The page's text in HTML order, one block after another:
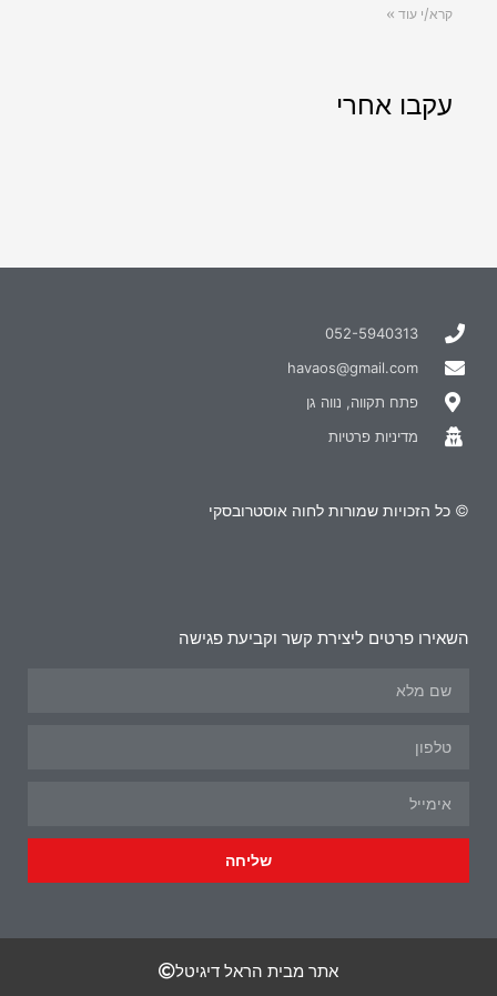
קרא/י עוד »
עקבו אחרי
052-5940313
havaos@gmail.com
פתח תקווה, נווה גן
מדיניות פרטיות
© כל הזכויות שמורות לחוה אוסטרובסקי
השאירו פרטים ליצירת קשר וקביעת פגישה
שליחה
אתר מבית הראל דיגיטל